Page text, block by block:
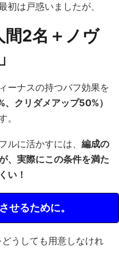
初は戸惑いましたが、
間2名＋ノヴ
ーナスの持つバフ効果を
クリダメアップ50%）
。
ルに活かすには、 編成の
、実際にこの条件を満た
い！
せるために。
どうしても用意しなけれ